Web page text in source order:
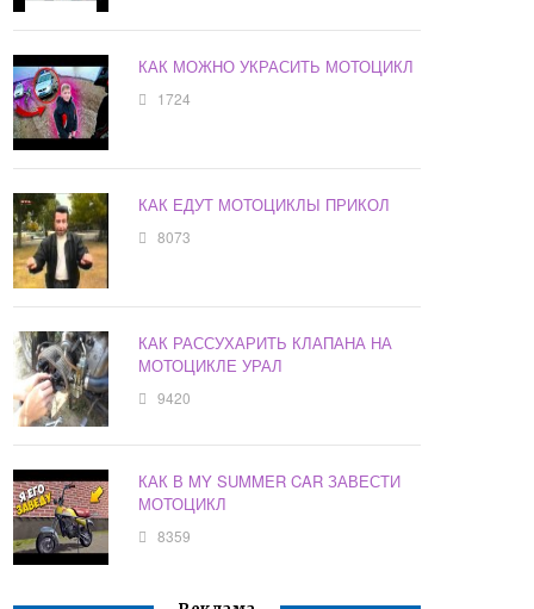
КАК МОЖНО УКРАСИТЬ МОТОЦИКЛ
1724
КАК ЕДУТ МОТОЦИКЛЫ ПРИКОЛ
8073
КАК РАССУХАРИТЬ КЛАПАНА НА
МОТОЦИКЛЕ УРАЛ
9420
КАК В MY SUMMER CAR ЗАВЕСТИ
МОТОЦИКЛ
8359